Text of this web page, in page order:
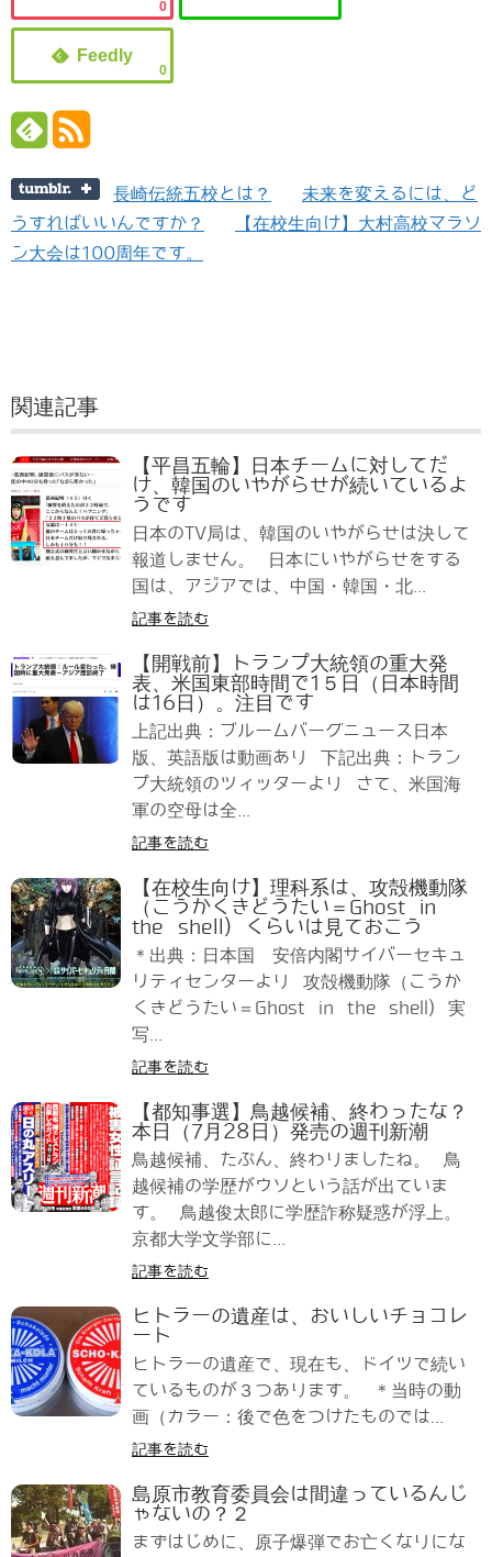
0
0
長崎伝統五校とは？
未来を変えるには、ど
うすればいいんですか？
【在校生向け】大村高校マラソ
ン大会は100周年です。
関連記事
【平昌五輪】日本チームに対してだ
け、韓国のいやがらせが続いているよ
うです
日本のTV局は、韓国のいやがらせは決して
報道しません。 日本にいやがらせをする
国は、アジアでは、中国・韓国・北...
記事を読む
【開戦前】トランプ大統領の重大発
表、米国東部時間で1５日（日本時間
は16日）。注目です
上記出典：ブルームバーグニュース日本
版、英語版は動画あり 下記出典：トラン
プ大統領のツィッターより さて、米国海
軍の空母は全...
記事を読む
【在校生向け】理科系は、攻殻機動隊
（こうかくきどうたい＝Ghost in
the shell) くらいは見ておこう
＊出典：日本国 安倍内閣サイバーセキュ
リティセンターより 攻殻機動隊（こうか
くきどうたい＝Ghost in the shell) 実
写...
記事を読む
【都知事選】鳥越候補、終わったな？
本日（7月28日）発売の週刊新潮
鳥越候補、たぶん、終わりましたね。 鳥
越候補の学歴がウソという話が出ていま
す。 鳥越俊太郎に学歴詐称疑惑が浮上。
京都大学文学部に...
記事を読む
ヒトラーの遺産は、おいしいチョコレ
ート
ヒトラーの遺産で、現在も、ドイツで続い
ているものが３つあります。 ＊当時の動
画（カラー：後で色をつけたものでは...
記事を読む
島原市教育委員会は間違っているんじ
ゃないの？２
まずはじめに、原子爆弾でお亡くなりにな